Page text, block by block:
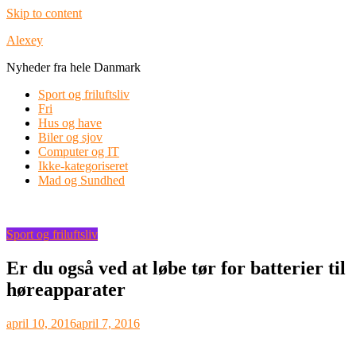
Skip to content
Alexey
Nyheder fra hele Danmark
Sport og friluftsliv
Fri
Hus og have
Biler og sjov
Computer og IT
Ikke-kategoriseret
Mad og Sundhed
Sport og friluftsliv
Er du også ved at løbe tør for batterier til
høreapparater
april 10, 2016april 7, 2016